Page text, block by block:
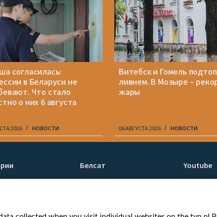
согласилась:
в Беларуси не
Что стало
о них 6 августа
2026 НОВОСТИ
Витебск и Гомель
ливнем. В Мозыре –
жары
06 АВГУСТА 2026 НОВОСТИ
Белсат
О нас
Youtube
Белсат